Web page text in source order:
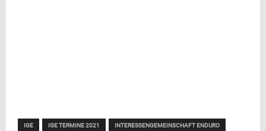
IGE IGE TERMINE 2021 INTERESSENGEMEINSCHAFT ENDURO